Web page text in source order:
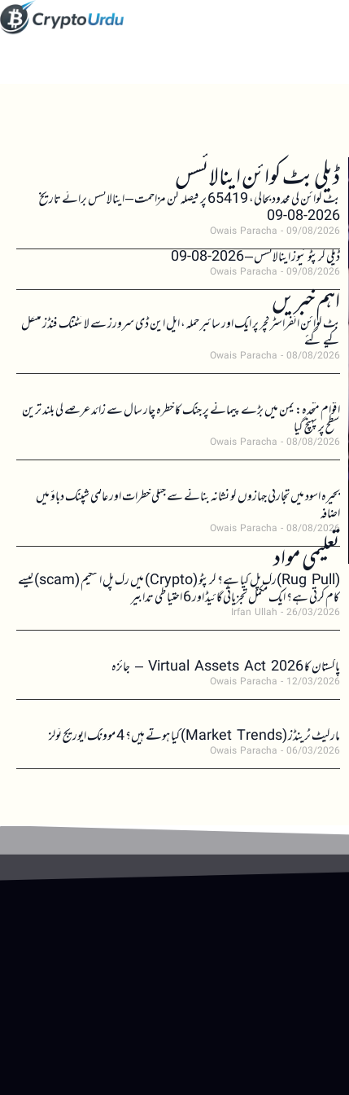
ڈیلی بٹ کوائن اینالائسسبٹ کوائن کی محدود بحالی، 65419 پر فیصلہ کن مزاحمت – اینالائسس برائے تاریخ
2026-08-09
Owais Paracha 09/08/2026
ڈیلی کرپٹو نیوز اینالائسس – 2026-08-09
Owais Paracha 09/08/2026
اہم خبریں
بٹ کوائن انفراسٹرکچر پر ایک اور سائبر حملہ، ایل این ڈی سرورز سے لائٹننگ فنڈز منتقل
کیے گئے
Owais Paracha 08/08/2026
اقوام متحدہ: یمن میں بڑے پیمانے پر جنگ کا خطرہ چار سال سے زائد عرصے کی بلند ترین
سطح پر پہنچ گیا
Owais Paracha 08/08/2026
بحیرہ اسود میں تجارتی جہازوں کو نشانہ بنانے سے جنگی خطرات اور عالمی شپنگ دباؤ میں
اضافہ
Owais Paracha 08/08/2026
تعلیمی مواد (Rug Pull)رگ پل کیا ہے؟ کرپٹو (Crypto) میں رگ پل اسکیم (scam)کیسے
کام کرتی ہے؟ ایک مکمل تجزیاتی گائیڈ اور 6 احتیاطی تدابیر
Irfan Ullah 26/03/2026
پاکستان کا Virtual Assets Act 2026 – جائزہ
Owais Paracha 12/03/2026
مارکیٹ ٹرینڈز (Market Trends) کیا ہوتے ہیں؟ 4 موونگ ایوریج ٹولز
Owais Paracha 06/03/2026